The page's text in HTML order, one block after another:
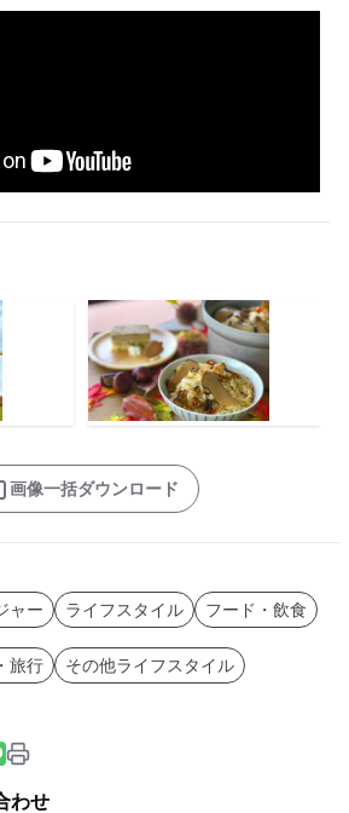
画像一括ダウンロード
ャー ライフスタイル フード・飲食
旅行
その他ライフスタイル
わせ